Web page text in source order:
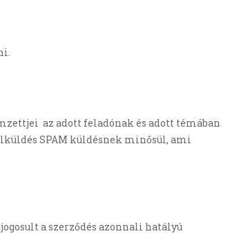
az adott feladónak és adott témában
SPAM küldésnek minősül, ami
a szerződés azonnali hatályú